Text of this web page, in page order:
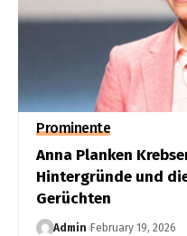
Prominente
Anna Planken
Hintergründe und
Gerüchten
Admin February 19, 2026